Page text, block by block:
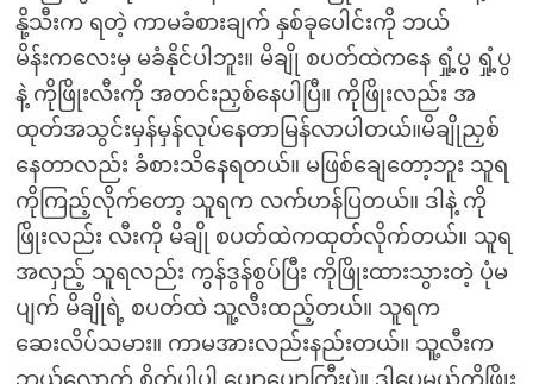
နို့သီးက ရတဲ့ ကာမခံစားချက် နှစ်ခုပေါင်းကို ဘယ်
မိန်းကလေးမှ မခံနိုင်ပါဘူး။ မိချို စပတ်ထဲကနေ ရှုံ့ပွ ရှုံ့ပွ
နဲ့ ကိုဖြိုးလီးကို အတင်းညှစ်နေပါပြီ။ ကိုဖြိုးလည်း အ
ထုတ်အသွင်းမှန်မှန်လုပ်နေတာမြန်လာပါတယ်။မိချိုညှစ်
နေတာလည်း ခံစားသိနေရတယ်။ မဖြစ်ချေတော့ဘူး သူရ
ကိုကြည့်လိုက်တော့ သူရက လက်ဟန်ပြတယ်။ ဒါနဲ့ ကို
ဖြိုးလည်း လီးကို မိချို စပတ်ထဲကထုတ်လိုက်တယ်။ သူရ
အလှည့် သူရလည်း ကွန်ဒွန်စွပ်ပြီး ကိုဖြိုးထားသွားတဲ့ ပုံမ
ပျက် မိချိုရဲ့ စပတ်ထဲ သူ့လီးထည့်တယ်။ သူရက
ဆေးလိပ်သမား။ ကာမအားလည်းနည်းတယ်။ သူ့လီးက
ဘယ်လောက် စိတ်ပါပါ ပျော့ပျော့ကြီးပဲ။ ဒါပေမယ့်ကိုဖြိုး